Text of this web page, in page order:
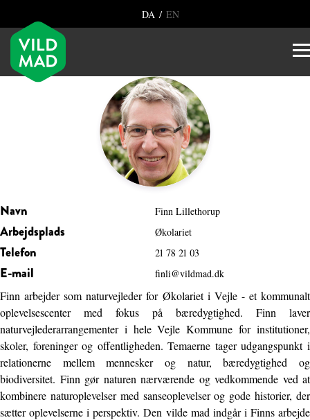
DA / EN
Navn Finn Lillethorup
Arbejdsplads Økolariet
Telefon 21 78 21 03
E-mail finli@vildmad.dk
Finn arbejder som naturvejleder for Økolariet i Vejle - et kommunalt
oplevelsescenter med fokus på bæredygtighed. Finn laver
naturvejlederarrangementer i hele Vejle Kommune for institutioner,
skoler, foreninger og offentligheden. Temaerne tager udgangspunkt i
relationerne mellem mennesker og natur, bæredygtighed og
biodiversitet. Finn gør naturen nærværende og vedkommende ved at
kombinere naturoplevelser med sanseoplevelser og gode historier, der
sætter oplevelserne i perspektiv. Den vilde mad indgår i Finns arbejde